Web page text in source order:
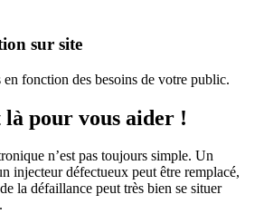
sur site
en fonction des besoins de votre public.
pour vous aider !
n’est pas toujours simple. Un
injecteur défectueux peut être remplacé,
la défaillance peut très bien se situer